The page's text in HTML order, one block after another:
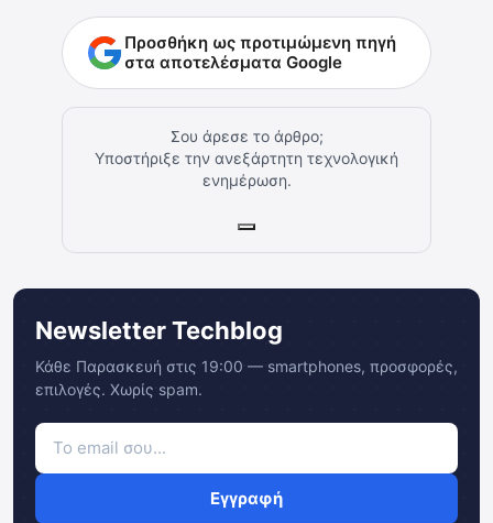
Προσθήκη ως προτιμώμενη πηγή
στα αποτελέσματα Google
Σου άρεσε το άρθρο;
Υποστήριξε την ανεξάρτητη τεχνολογική
ενημέρωση.
Newsletter Techblog
Κάθε Παρασκευή στις 19:00 — smartphones, προσφορές,
επιλογές. Χωρίς spam.
Εγγραφή